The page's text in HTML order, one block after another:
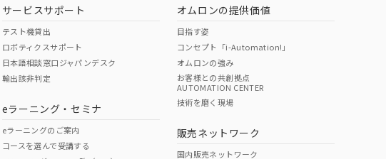
O O
サービスサポート
テスト機貸出
ロボティクスサポート
日本語相談窓口ジャパンデスク
輸出該非判定
eラーニング・セミナ
eラーニングのご案内
コースを選んで受講する
オムロンの提供価値
目指す姿
コンセプト「i-Automation!」
オムロンの強み
お客様との共創拠点
AUTOMATION CENTER
技術を磨く現場
販売ネットワーク
国内販売ネットワーク